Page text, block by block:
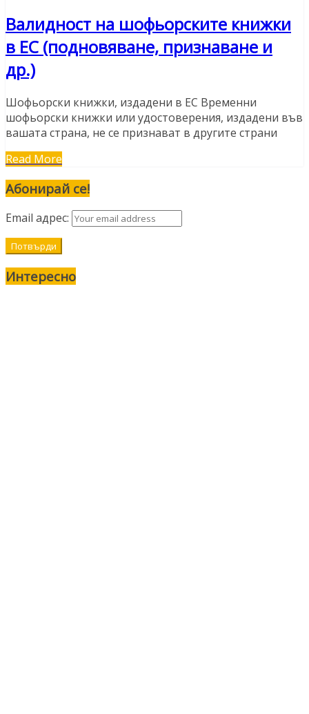
Валидност на шофьорските книжки
в ЕС (подновяване, признаване и
др.)
Шофьорски книжки, издадени в ЕС Временни
шофьорски книжки или удостоверения, издадени във
вашата страна, не се признават в другите страни
Read More
Абонирай се!
Email адрес:
Интересно